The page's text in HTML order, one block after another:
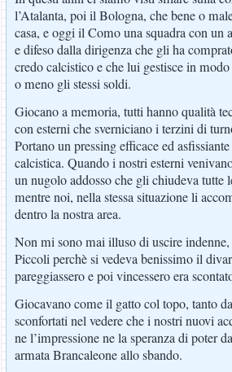
l’Atalanta, poi il Bologna, che bene o
casa, e oggi il Como una squadra con un
e difeso dalla dirigenza che gli ha
credo calcistico e che lui gestisce in
o meno gli stessi soldi.
Giocano a memoria, tutti hanno qualità
con esterni che sverniciano i terzini di
Portano un pressing efficace ed
calcistica. Quando i nostri esterni
un nugolo addosso che gli chiudeva tutte
mentre noi, nella stessa situazione li
dentro la nostra area.
Non mi sono mai illuso di uscire
Piccoli perchè si vedeva benissimo il
pareggiassero e poi vincessero era
Giocavano come il gatto col topo, tanto
sconfortati nel vedere che i nostri nuovi
ne l’impressione ne la speranza di poter
armata Brancaleone allo sbando.